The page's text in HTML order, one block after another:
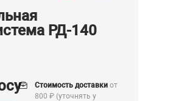
РД-140
Стоимость доставкиот
800 ₽ (уточнять у